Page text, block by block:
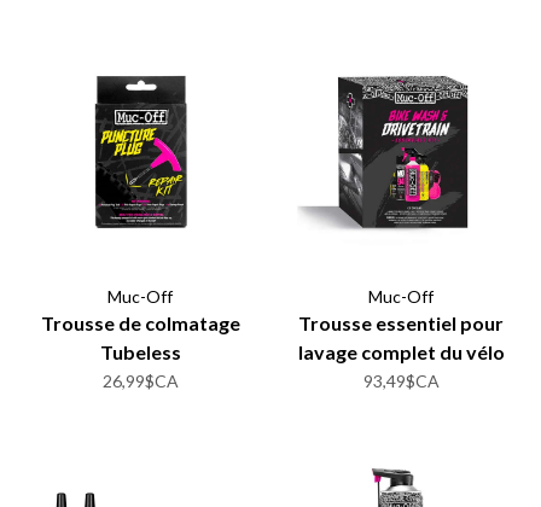
Muc-Off
Trousse de colmatage
Tubeless
26,99$CA
Muc-Off
Trousse essentiel pour
lavage complet du vélo
93,49$CA